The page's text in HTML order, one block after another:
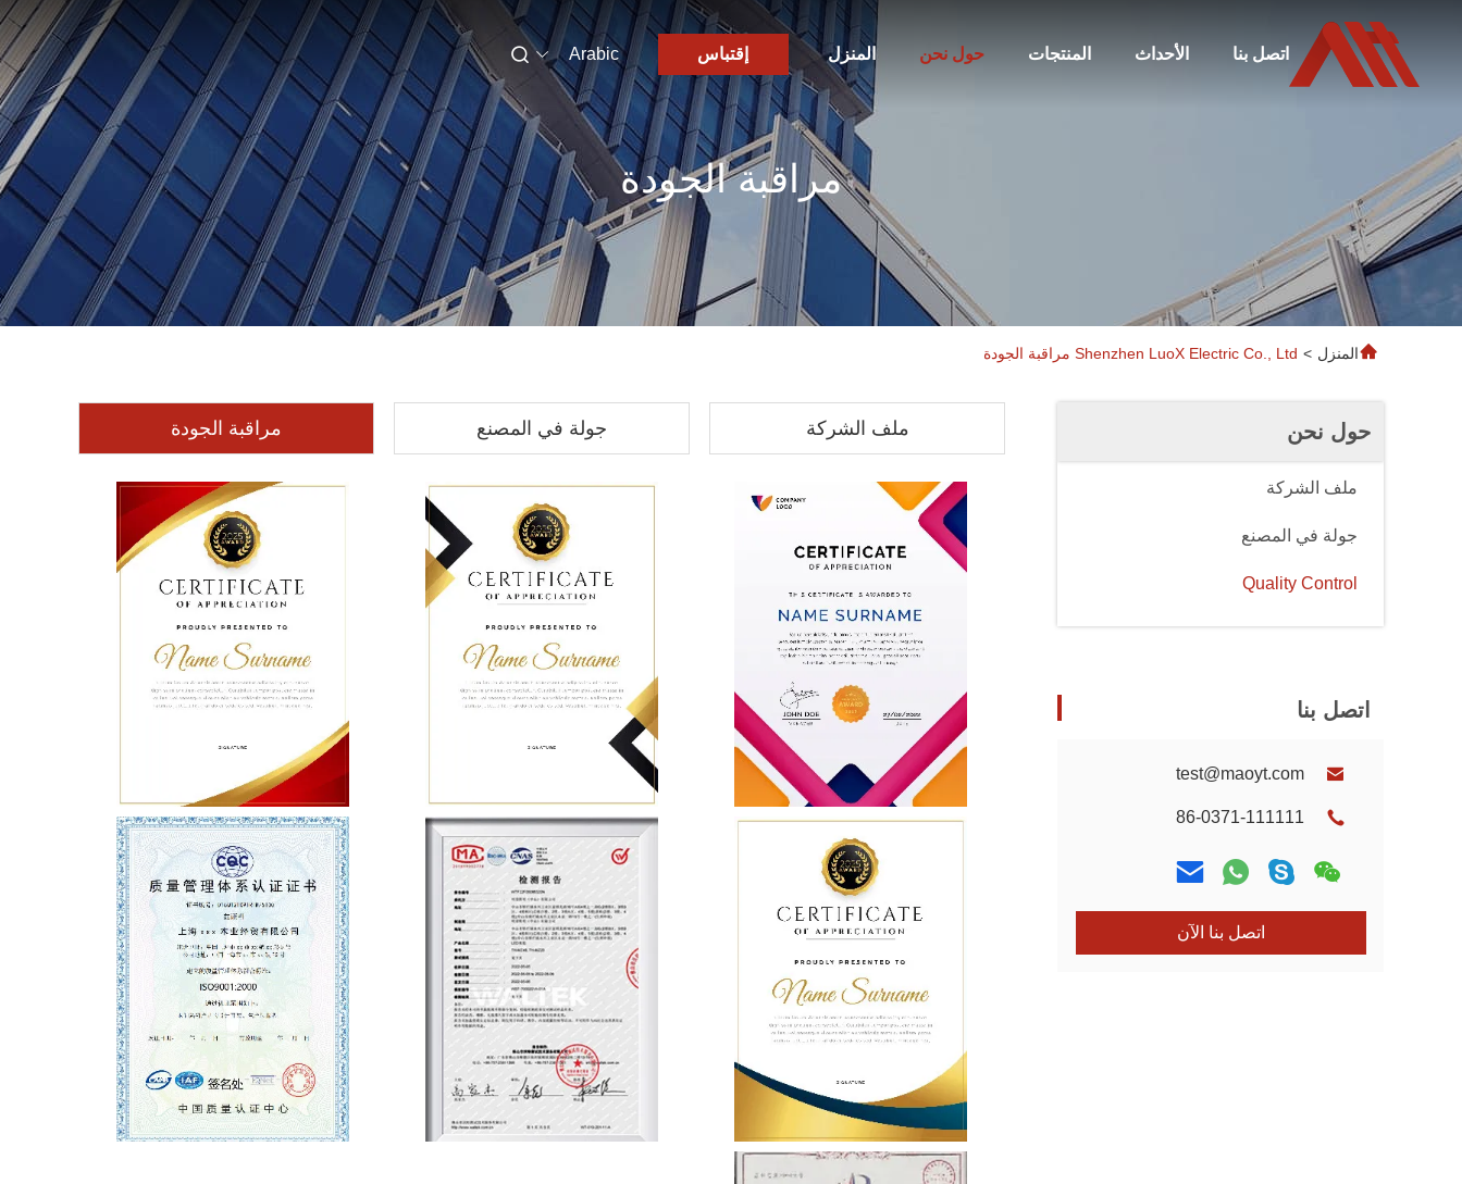
المنزل حول نحن المنتجات الأحداث اتصل بنا إقتباس Arabic
مراقبة الجودة
المنزل > Shenzhen LuoX Electric Co., Ltd مراقبة الجودة
حول نحن
ملف الشركة
جولة في المصنع
Quality Control
اتصل بنا
test@maoyt.com
86-0371-111111
اتصل بنا الآن
ملف الشركة جولة في المصنع مراقبة الجودة